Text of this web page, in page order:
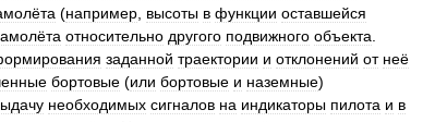
(например высоты в функции оставшейся
относительно другого подвижного объекта
заданной траектории и отклонений от неё
бортовые (или бортовые и наземные)
необходимых сигналов на индикаторы пилота и в